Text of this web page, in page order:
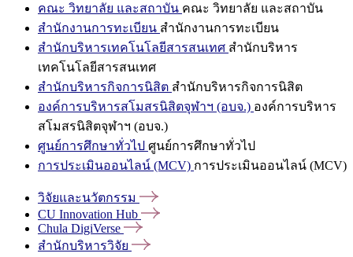
คณะ วิทยาลัย และสถาบัน คณะ วิทยาลัย และสถาบัน
สำนักงานการทะเบียน สำนักงานการทะเบียน
สำนักบริหารเทคโนโลยีสารสนเทศ สำนักบริหาร
เทคโนโลยีสารสนเทศ
สำนักบริหารกิจการนิสิต สำนักบริหารกิจการนิสิต
องค์การบริหารสโมสรนิสิตจุฬาฯ (อบจ.) องค์การบริหาร
สโมสรนิสิตจุฬาฯ (อบจ.)
ศูนย์การศึกษาทั่วไป ศูนย์การศึกษาทั่วไป
การประเมินออนไลน์ (MCV) การประเมินออนไลน์ (MCV)
วิจัยและนวัตกรรม
CU Innovation Hub
Chula DigiVerse
สำนักบริหารวิจัย